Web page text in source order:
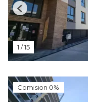
1 /15
Previous
Comision 0%